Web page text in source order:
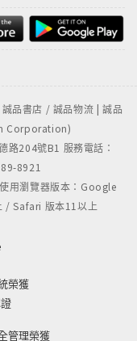
品書店 / 誠品物流 | 誠品
Corporation)
路204號B1 服務電話：
8921
用瀏覽器版本：Google
/ Safari 版本11以上
榮獲
管理榮獲